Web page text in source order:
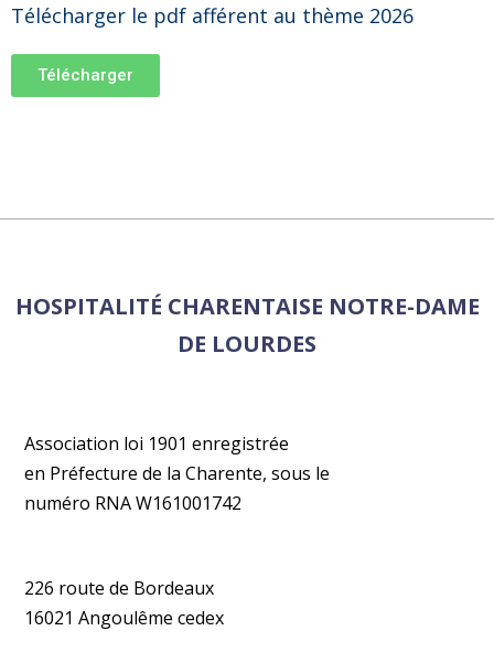
Télécharger le pdf afférent au thème 2026
Télécharger
HOSPITALITÉ CHARENTAISE NOTRE-DAME
DE LOURDES
Association loi 1901 enregistrée
en Préfecture de la Charente, sous le
numéro RNA W161001742
226 route de Bordeaux
16021 Angoulême cedex